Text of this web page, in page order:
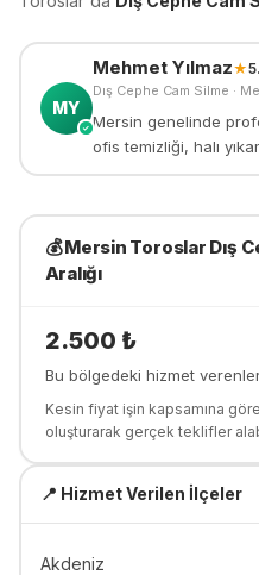
MY
✓
Mehmet Yılmaz★
Dış Cephe Cam Silme ·
Mersin genelinde
ofis temizliği, halı
temizliği yapıyorum. 8
💰Mersin Toroslar Dış
Aralığı
2.500 ₺
Bu bölgedeki hizmet
Kesin fiyat işin kapsamına
oluşturarak gerçek teklifler
📍 Hizmet Verilen İlçeler
Akdeniz